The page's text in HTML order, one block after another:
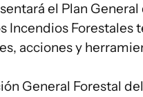
el Plan
Incendios Forestales
acciones y
General Forestal